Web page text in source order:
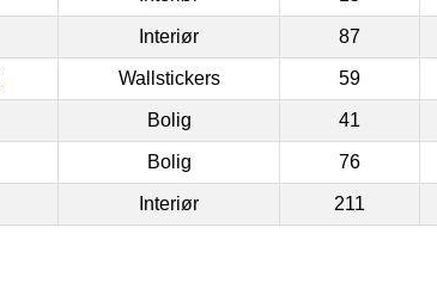
Interiør 87
Wallstickers 59
Bolig 41
Bolig 76
Interiør 211